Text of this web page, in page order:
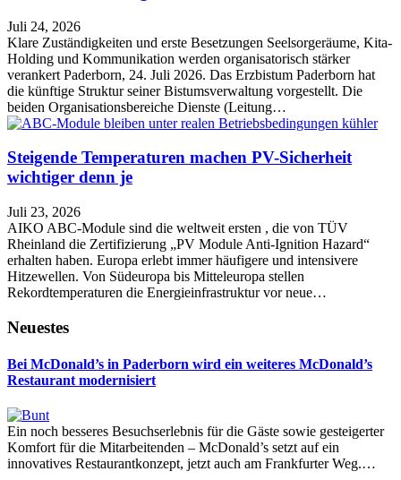
Juli 24, 2026
Klare Zuständigkeiten und erste Besetzungen Seelsorgeräume, Kita-
Holding und Kommunikation werden organisatorisch stärker
verankert Paderborn, 24. Juli 2026. Das Erzbistum Paderborn hat
die künftige Struktur seiner Bistumsverwaltung vorgestellt. Die
beiden Organisationsbereiche Dienste (Leitung…
Steigende Temperaturen machen PV-Sicherheit
wichtiger denn je
Juli 23, 2026
AIKO ABC-Module sind die weltweit ersten , die von TÜV
Rheinland die Zertifizierung „PV Module Anti-Ignition Hazard“
erhalten haben. Europa erlebt immer häufigere und intensivere
Hitzewellen. Von Südeuropa bis Mitteleuropa stellen
Rekordtemperaturen die Energieinfrastruktur vor neue…
Neuestes
Bei McDonald’s in Paderborn wird ein weiteres McDonald’s
Restaurant modernisiert
Ein noch besseres Besuchserlebnis für die Gäste sowie gesteigerter
Komfort für die Mitarbeitenden – McDonald’s setzt auf ein
innovatives Restaurantkonzept, jetzt auch am Frankfurter Weg.…